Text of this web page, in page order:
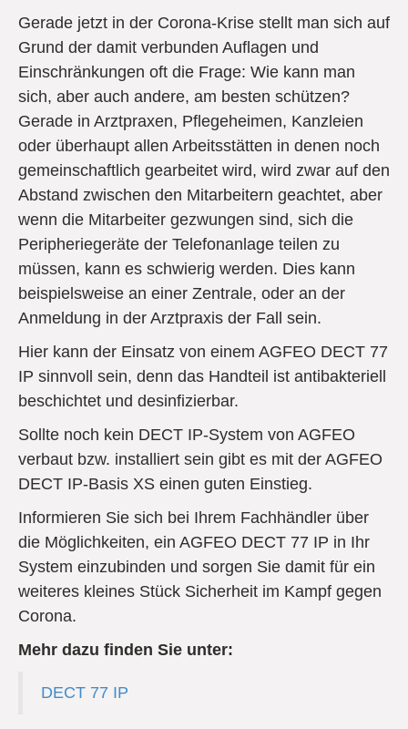
Gerade jetzt in der Corona-Krise stellt man sich auf
Grund der damit verbunden Auflagen und
Einschränkungen oft die Frage: Wie kann man
sich, aber auch andere, am besten schützen?
Gerade in Arztpraxen, Pflegeheimen, Kanzleien
oder überhaupt allen Arbeitsstätten in denen noch
gemeinschaftlich gearbeitet wird, wird zwar auf den
Abstand zwischen den Mitarbeitern geachtet, aber
wenn die Mitarbeiter gezwungen sind, sich die
Peripheriegeräte der Telefonanlage teilen zu
müssen, kann es schwierig werden. Dies kann
beispielsweise an einer Zentrale, oder an der
Anmeldung in der Arztpraxis der Fall sein.
Hier kann der Einsatz von einem AGFEO DECT 77
IP sinnvoll sein, denn das Handteil ist antibakteriell
beschichtet und desinfizierbar.
Sollte noch kein DECT IP-System von AGFEO
verbaut bzw. installiert sein gibt es mit der AGFEO
DECT IP-Basis XS einen guten Einstieg.
Informieren Sie sich bei Ihrem Fachhändler über
die Möglichkeiten, ein AGFEO DECT 77 IP in Ihr
System einzubinden und sorgen Sie damit für ein
weiteres kleines Stück Sicherheit im Kampf gegen
Corona.
Mehr dazu finden Sie unter:
DECT 77 IP